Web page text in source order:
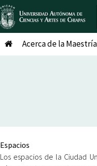
Acerca de la Maestría
Espacios
Los espacios de la Ciudad